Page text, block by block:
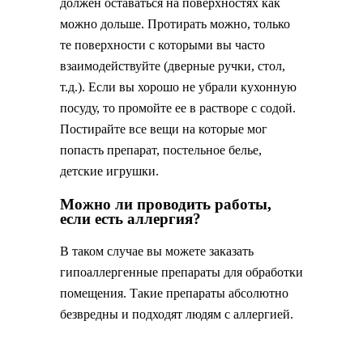
должен оставаться на поверхностях как
можно дольше. Протирать можно, только
те поверхности с которыми вы часто
взаимодействуйте (дверные ручки, стол,
т.д.). Если вы хорошо не убрали кухонную
посуду, то промойте ее в растворе с содой.
Постирайте все вещи на которые мог
попасть препарат, постельное белье,
детские игрушки.
Можно ли проводить работы,
если есть аллергия?
В таком случае вы можете заказать
гипоаллергенные препараты для обработки
помещения. Такие препараты абсолютно
безвредны и подходят людям с аллергией.